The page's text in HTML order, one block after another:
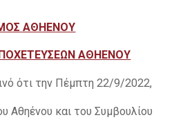
ΑΘΗΕΝΟΥ
ΑΘΗΕΝΟΥ
ότι την Πέμπτη 22/9/2022,
Αθηένου και του Συμβουλίου